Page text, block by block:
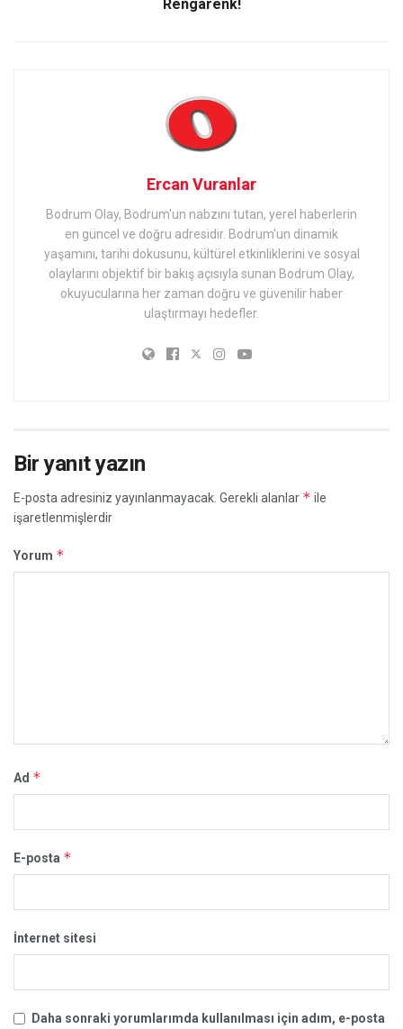
Rengarenk!
Ercan Vuranlar
Bodrum Olay, Bodrum'un nabzını tutan, yerel haberlerin
en güncel ve doğru adresidir. Bodrum'un dinamik
yaşamını, tarihi dokusunu, kültürel etkinliklerini ve sosyal
olaylarını objektif bir bakış açısıyla sunan Bodrum Olay,
okuyucularına her zaman doğru ve güvenilir haber
ulaştırmayı hedefler.
Bir yanıt yazın
E-posta adresiniz yayınlanmayacak. Gerekli alanlar * ile
işaretlenmişlerdir
Yorum *
Ad *
E-posta *
İnternet sitesi
Daha sonraki yorumlarımda kullanılması için adım, e-posta